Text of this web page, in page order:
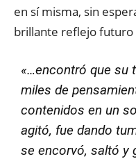
en sí misma, sin
brillante reflejo futuro
«…encontró que su
miles de
contenidos en un
agitó, fue dando
se encorvó, saltó y